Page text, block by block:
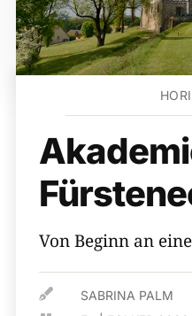
Von Beginn an
 SABRINA PALM